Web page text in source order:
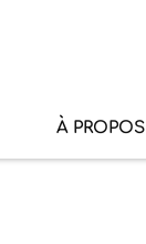
À PROPOS